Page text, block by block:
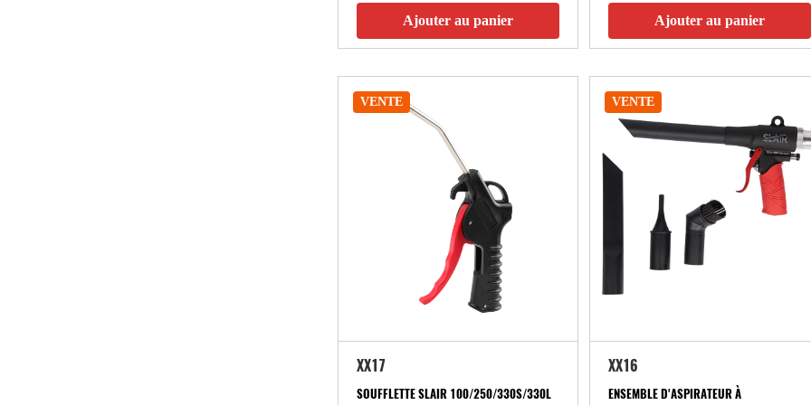
Ajouter au panier Ajouter au panier
VENTE
XX17
SOUFFLETTE SLAIR 100/250/330S/330L
VENTE
XX16
ENSEMBLE D'ASPIRATEUR À